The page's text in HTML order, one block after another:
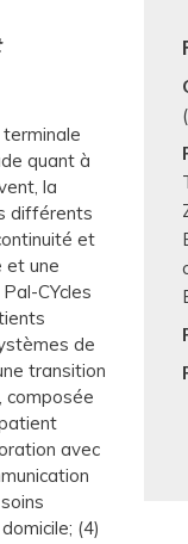
quant à
la
différents
et
et une
CYcles
de
transition
composée
avec
(4)